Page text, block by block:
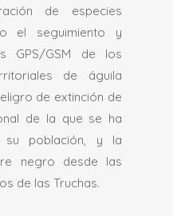
de especies
el seguimiento y
GPS/GSM de los
de águila
de extinción de
de la que se ha
su población, y la
negro desde las
de las Truchas.